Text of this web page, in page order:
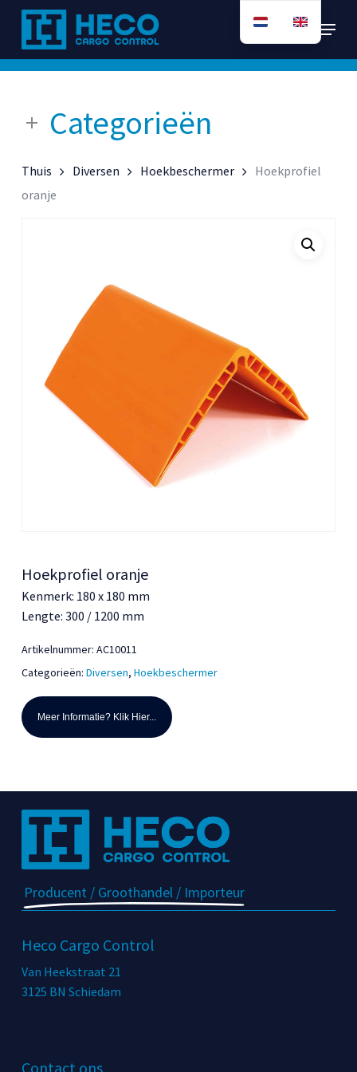
naar
de
Menu
Categorieën
Thuis Diversen Hoekbeschermer
Hoekprofiel
oranje
Hoekprofiel oranje
Kenmerk: 180 x 180 mm
Lengte: 300 / 1200 mm
Artikelnummer: AC10011
Categorieën: Diversen, Hoekbeschermer
Meer Informatie? Klik Hier...
Producent / Groothandel / Importeur
Heco Cargo Control
Van Heekstraat 21
3125 BN Schiedam
Contact ons